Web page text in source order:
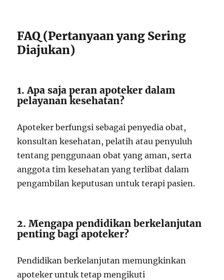
FAQ (Pertanyaan yang Sering
Diajukan)
1. Apa saja peran apoteker dalam
pelayanan kesehatan?
Apoteker berfungsi sebagai penyedia obat,
konsultan kesehatan, pelatih atau penyuluh
tentang penggunaan obat yang aman, serta
anggota tim kesehatan yang terlibat dalam
pengambilan keputusan untuk terapi pasien.
2. Mengapa pendidikan berkelanjutan
penting bagi apoteker?
Pendidikan berkelanjutan memungkinkan
apoteker untuk tetap mengikuti